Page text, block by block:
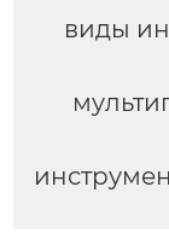
виды